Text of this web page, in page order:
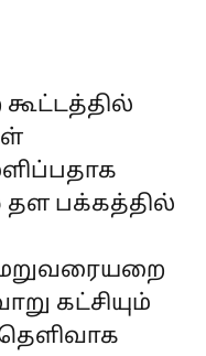
தள பக்கத்தில்
கட்சியும்